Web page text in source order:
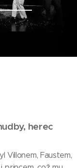
herec
Villonem, Faustem,